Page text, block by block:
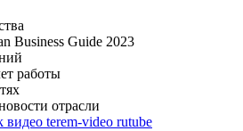
Business Guide 2023
работы
отрасли
видео terem-video rutube